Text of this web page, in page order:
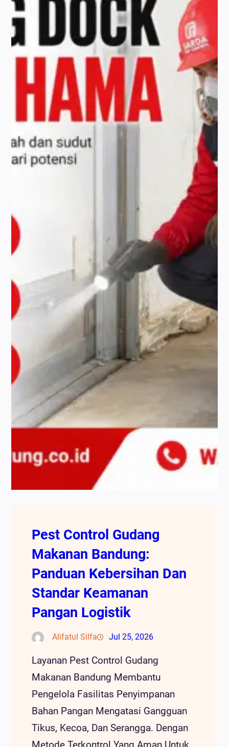
Pest Control Gudang
Makanan Bandung:
Panduan Kebersihan Dan
Standar Keamanan
Pangan Logistik
Alifatul Silfa Jul 25, 2026
Layanan Pest Control Gudang
Makanan Bandung Membantu
Pengelola Fasilitas Penyimpanan
Bahan Pangan Mengatasi Gangguan
Tikus, Kecoa, Dan Serangga. Dengan